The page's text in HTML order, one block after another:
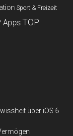
Sport & Freizeit
Apps TOP
über iOS 6